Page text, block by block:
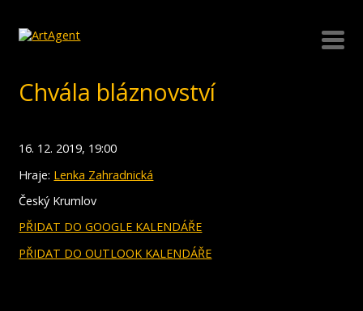
Chvála bláznovství
16. 12. 2019, 19:00
Hraje: Lenka Zahradnická
Český Krumlov
PŘIDAT DO GOOGLE KALENDÁŘE
PŘIDAT DO OUTLOOK KALENDÁŘE